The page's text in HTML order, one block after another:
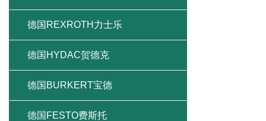
德国REXROTH力士乐
德国HYDAC贺德克
德国BURKERT宝德
德国FESTO费斯托